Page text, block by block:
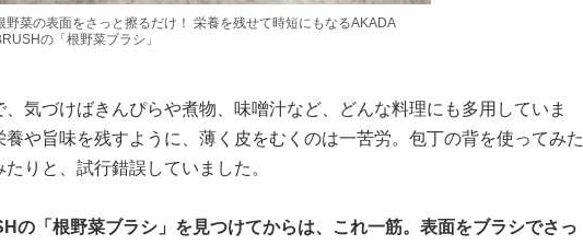
野菜の表面をさっと擦るだけ！ 栄養を残せて時短にもなるAKADA
の「根野菜ブラシ」
気づけばきんぴらや煮物、味噌汁など、どんな料理にも多用していま
や旨味を残すように、薄く皮をむくのは一苦労。包丁の背を使ってみた
りと、試行錯誤していました。
の「根野菜ブラシ」を見つけてからは、これ一筋。表面をブラシでさっ